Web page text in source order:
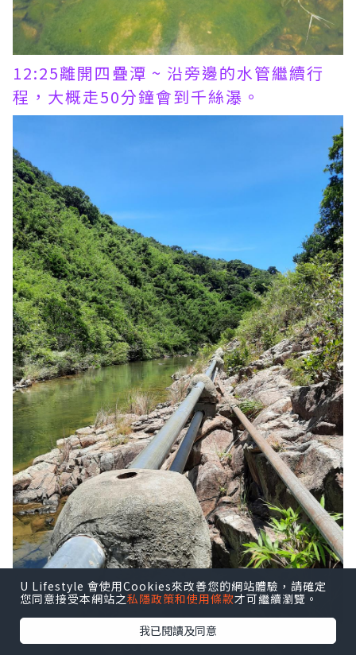
12:25離開四疊潭 ~ 沿旁邊的水管繼續行
程，大概走50分鐘會到千絲瀑。
U Lifestyle 會使用Cookies來改善您的網站體驗，請確定
您同意接受本網站之私隱政策和使用條款才可繼續瀏覽。
我已閱讀及同意